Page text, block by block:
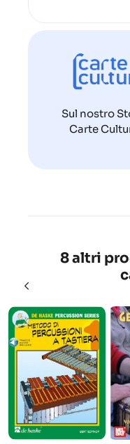
Sul nostro
Carte
8 altri